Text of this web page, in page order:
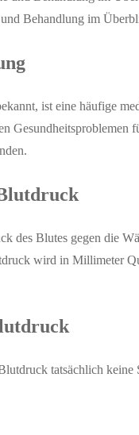
Behandlung im
ist eine häufige
des Blutes gegen die
wird in Millimeter
tatsächlich